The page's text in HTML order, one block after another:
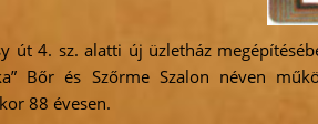
út 4. sz. alatti új üzletház
Bőr és Szőrme Szalon néven
88 évesen.